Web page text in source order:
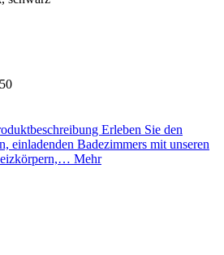
Erleben Sie den
einladenden Badezimmers mit unseren
Mehr